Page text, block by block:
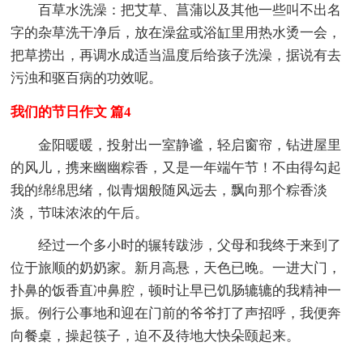
百草水洗澡：把艾草、菖蒲以及其他一些叫不出名
字的杂草洗干净后，放在澡盆或浴缸里用热水烫一会，
把草捞出，再调水成适当温度后给孩子洗澡，据说有去
污浊和驱百病的功效呢。
我们的节日作文 篇4
金阳暖暖，投射出一室静谧，轻启窗帘，钻进屋里
的风儿，携来幽幽粽香，又是一年端午节！不由得勾起
我的绵绵思绪，似青烟般随风远去，飘向那个粽香淡
淡，节味浓浓的午后。
经过一个多小时的辗转跋涉，父母和我终于来到了
位于旅顺的奶奶家。新月高悬，天色已晚。一进大门，
扑鼻的饭香直冲鼻腔，顿时让早已饥肠辘辘的我精神一
振。例行公事地和迎在门前的爷爷打了声招呼，我便奔
向餐桌，操起筷子，迫不及待地大快朵颐起来。